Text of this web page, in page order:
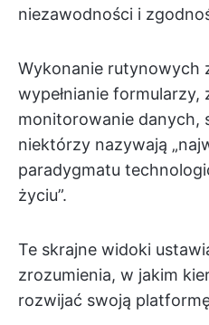
niezawodności i
Wykonanie rutynowych
wypełnianie formularzy,
monitorowanie danych,
niektórzy nazywają
paradygmatu
życiu”.
Te skrajne widoki
zrozumienia, w jakim
rozwijać swoją